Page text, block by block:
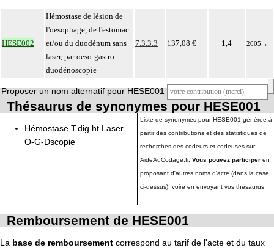
HESE002
Hémostase de lésion de
l'oesophage, de l'estomac
et/ou du duodénum sans
laser, par oeso-gastro-
duodénoscopie
7.3.3.3 137,08 € 1,4 2005 →
Proposer un nom alternatif pour HESE001
Thésaurus de synonymes pour HESE001
Hémostase T.dig ht Laser
O-G-Dscopie
Liste de synonymes pour HESE001 générée à
partir des contributions et des statistiques de
recherches des codeurs et codeuses sur
AideAuCodage.fr. Vous pouvez participer en
proposant d'autres noms d'acte (dans la case
ci-dessus), voire en envoyant vos thésaurus
Remboursement de HESE001
La base de remboursement correspond au tarif de l'acte et du taux